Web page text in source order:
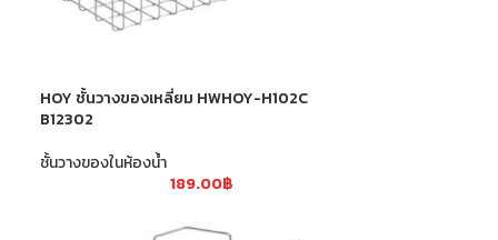
HOY ชั้นวางของเหลี่ยม HWHOY-H102C
B12302
ชั้นวางของในห้องน้ำ
189.00฿